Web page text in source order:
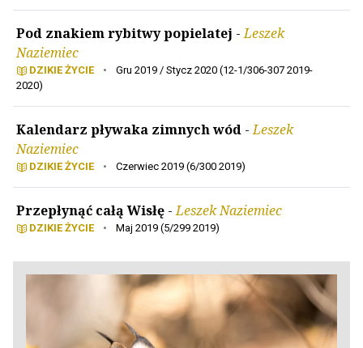
Pod znakiem rybitwy popielatej -Leszek
Naziemiec
DZIKIE ŻYCIE •
Gru 2019 / Stycz 2020 (12-1/306-307 2019-
2020)
Kalendarz pływaka zimnych wód -Leszek
Naziemiec
DZIKIE ŻYCIE • Czerwiec 2019 (6/300 2019)
Przepłynąć całą Wisłę -Leszek Naziemiec
DZIKIE ŻYCIE • Maj 2019 (5/299 2019)